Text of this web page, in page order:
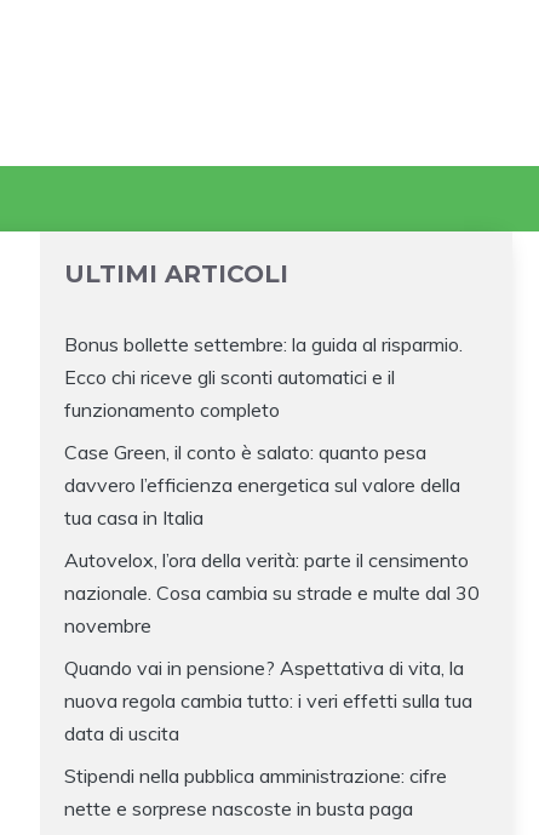
ULTIMI ARTICOLI
Bonus bollette settembre: la guida al risparmio.
Ecco chi riceve gli sconti automatici e il
funzionamento completo
Case Green, il conto è salato: quanto pesa
davvero l’efficienza energetica sul valore della
tua casa in Italia
Autovelox, l’ora della verità: parte il censimento
nazionale. Cosa cambia su strade e multe dal 30
novembre
Quando vai in pensione? Aspettativa di vita, la
nuova regola cambia tutto: i veri effetti sulla tua
data di uscita
Stipendi nella pubblica amministrazione: cifre
nette e sorprese nascoste in busta paga